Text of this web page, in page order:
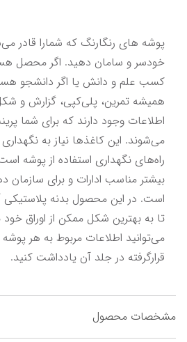
قرارگرفته در جلد آن یادداشت کنید.
مشخصات محصول